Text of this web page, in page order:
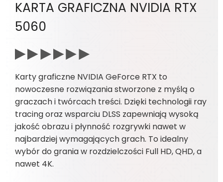
KARTA GRAFICZNA NVIDIA RTX
5060
Karty graficzne NVIDIA GeForce RTX to
nowoczesne rozwiązania stworzone z myślą o
graczach i twórcach treści. Dzięki technologii ray
tracing oraz wsparciu DLSS zapewniają wysoką
jakość obrazu i płynność rozgrywki nawet w
najbardziej wymagających grach. To idealny
wybór do grania w rozdzielczości Full HD, QHD, a
nawet 4K.